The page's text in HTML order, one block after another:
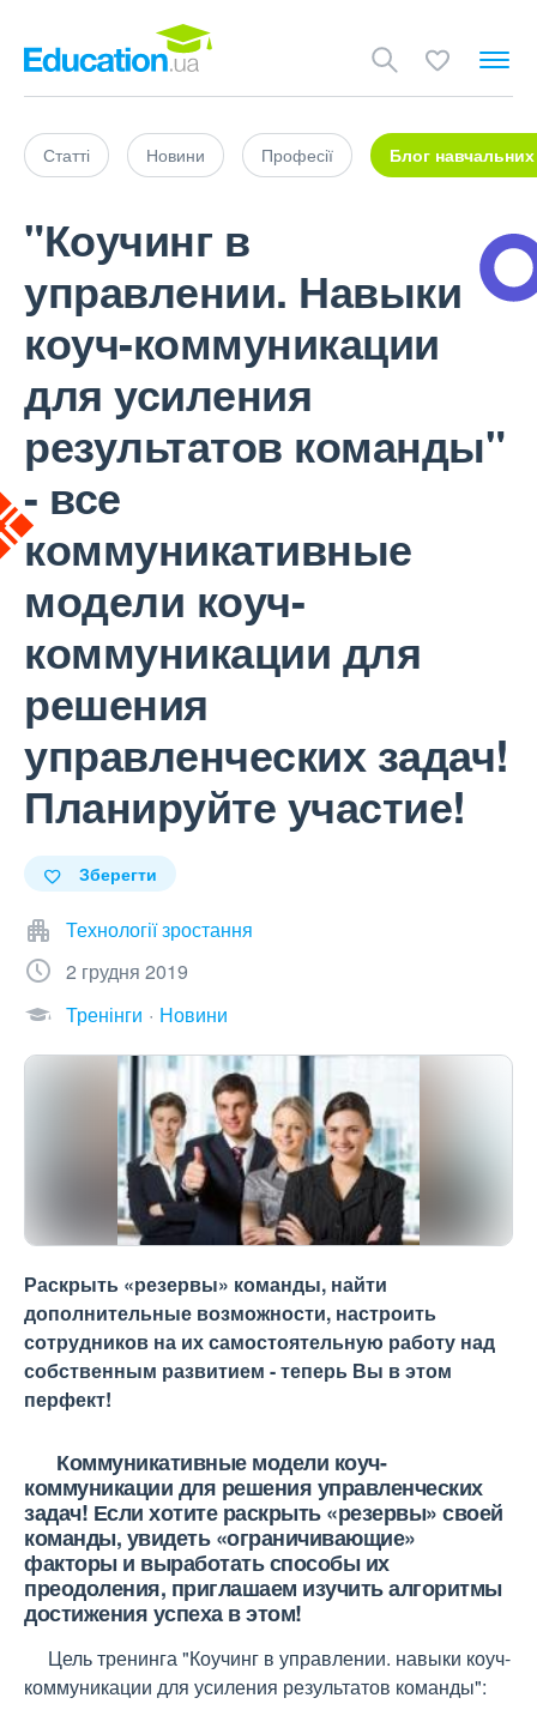
Статті Новини Професії Блог навчальних
"Коучинг в
управлении. Навыки
коуч-коммуникации
для усиления
результатов команды"
- все
коммуникативные
модели коуч-
коммуникации для
решения
управленческих задач!
Планируйте участие!
Зберегти
Технології зростання
2 грудня 2019
Тренінги
Новини
Раскрыть «резервы» команды, найти
дополнительные возможности, настроить
сотрудников на их самостоятельную работу над
собственным развитием - теперь Вы в этом
перфект!
Коммуникативные модели коуч-
коммуникации для решения управленческих
задач! Если хотите раскрыть «резервы» своей
команды, увидеть «ограничивающие»
факторы и выработать способы их
преодоления, приглашаем изучить алгоритмы
достижения успеха в этом!
Цель тренинга "Коучинг в управлении. навыки коуч-
коммуникации для усиления результатов команды":